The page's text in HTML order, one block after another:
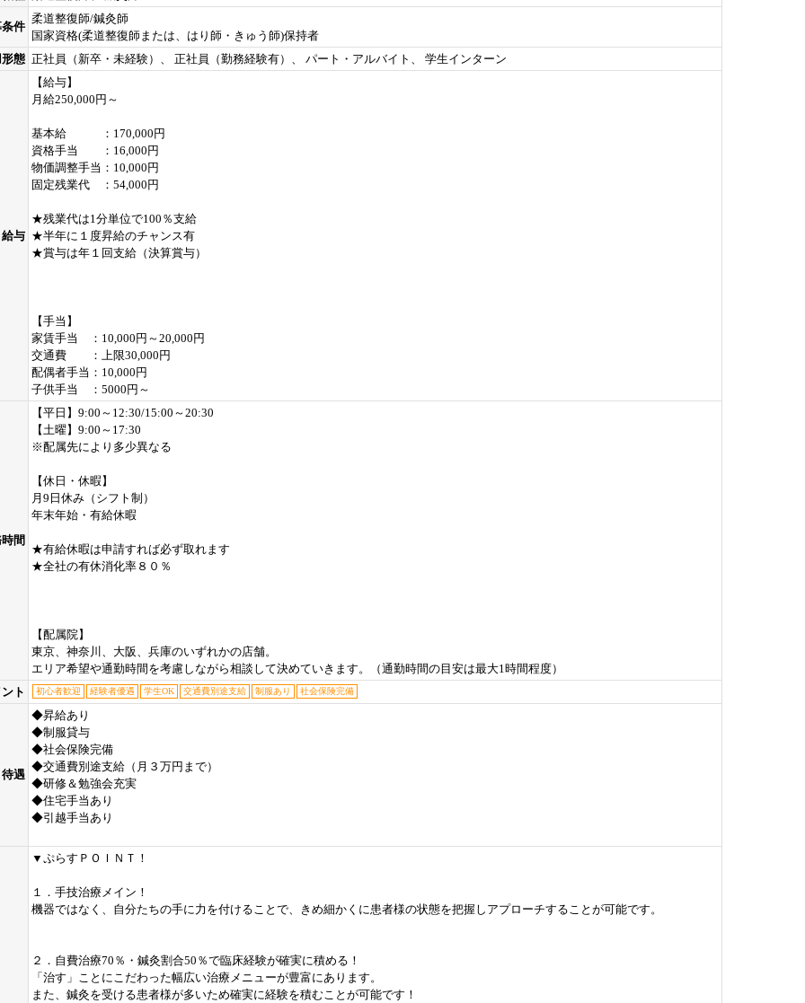
件
柔道整復師/鍼灸師
国家資格(柔道整復師または、はり師・きゅう師)保持者
態 正社員（新卒・未経験）、 正社員（勤務経験有）、 パート・アルバイト、 学生インターン
給与
【給与】
月給250,000円～
基本給 ：170,000円
資格手当 ：16,000円
物価調整手当：10,000円
固定残業代 ：54,000円
★残業代は1分単位で100％支給
★半年に１度昇給のチャンス有
★賞与は年１回支給（決算賞与）
【手当】
家賃手当 ：10,000円～20,000円
交通費 ：上限30,000円
配偶者手当：10,000円
子供手当 ：5000円～
間
【平日】9:00～12:30/15:00～20:30
【土曜】9:00～17:30
※配属先により多少異なる
【休日・休暇】
月9日休み（シフト制）
年末年始・有給休暇
★有給休暇は申請すれば必ず取れます
★全社の有休消化率８０％
【配属院】
東京、神奈川、大阪、兵庫のいずれかの店舗。
エリア希望や通勤時間を考慮しながら相談して決めていきます。（通勤時間の目安は最大1時間程度）
ト
初心者歓迎 経験者優遇 学生OK 交通費別途支給 制服あり 社会保険完備
待遇
◆昇給あり
◆制服貸与
◆社会保険完備
◆交通費別途支給（月３万円まで）
◆研修＆勉強会充実
◆住宅手当あり
◆引越手当あり
▼ぷらすＰＯＩＮＴ！
１．手技治療メイン！
機器ではなく、自分たちの手に力を付けることで、きめ細かくに患者様の状態を把握しアプローチすることが可能です。
２．自費治療70％・鍼灸割合50％で臨床経験が確実に積める！
「治す」ことにこだわった幅広い治療メニューが豊富にあります。
また、鍼灸を受ける患者様が多いため確実に経験を積むことが可能です！